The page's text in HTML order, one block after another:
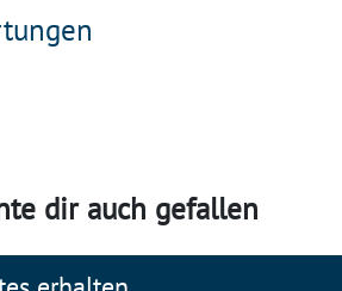
dir auch gefallen